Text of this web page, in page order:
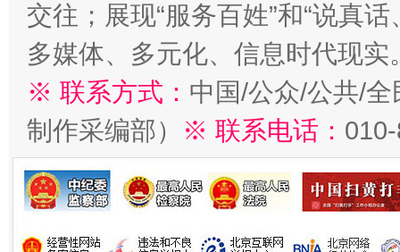
交往；展现“服务百姓”和“说真
多媒体、多元化、信息时代现实
※ 联系方式： 中国/公众/公共/
制作采编部）
※ 联系电话：